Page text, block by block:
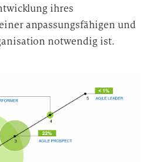
ihres
anpassungsfähigen und
notwendig ist.